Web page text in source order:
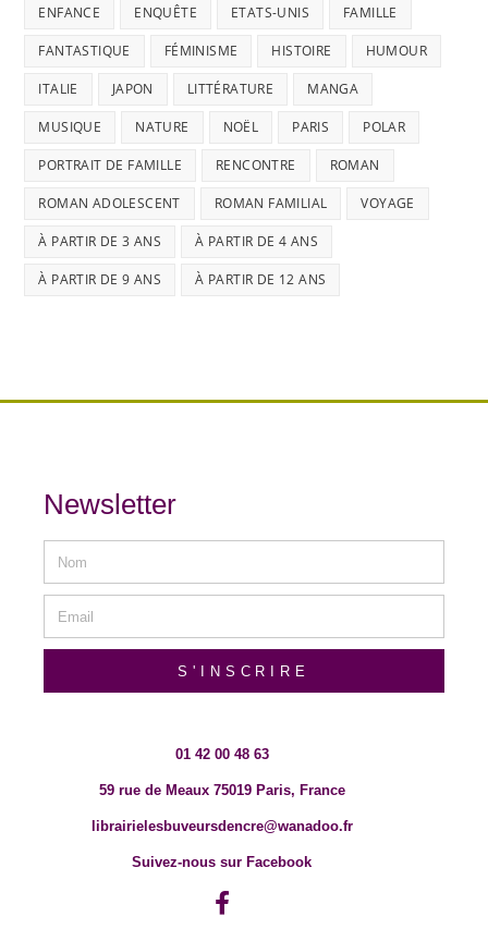
ENFANCE ENQUÊTE ETATS-UNIS FAMILLE
FANTASTIQUE FÉMINISME HISTOIRE HUMOUR
ITALIE JAPON LITTÉRATURE MANGA
MUSIQUE NATURE NOËL PARIS POLAR
PORTRAIT DE FAMILLE RENCONTRE ROMAN
ROMAN ADOLESCENT ROMAN FAMILIAL VOYAGE
À PARTIR DE 3 ANS À PARTIR DE 4 ANS
À PARTIR DE 9 ANS À PARTIR DE 12 ANS
Newsletter
S'INSCRIRE
01 42 00 48 63
59 rue de Meaux 75019 Paris, France
librairielesbuveursdencre@wanadoo.fr
Suivez-nous sur Facebook